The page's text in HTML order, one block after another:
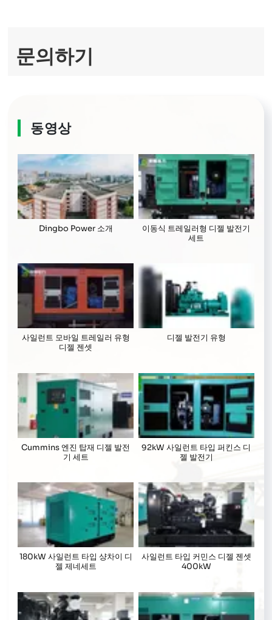
문의하기
동영상
Dingbo Power 소개
이동식 트레일러형 디젤 발전기
세트
사일런트 모바일 트레일러 유형
디젤 젠셋
디젤 발전기 유형
Cummins 엔진 탑재 디젤 발전
기 세트
92kW 사일런트 타입 퍼킨스 디
젤 발전기
180kW 사일런트 타입 샹차이 디
젤 제네세트
사일런트 타입 커민스 디젤 젠셋
400kW